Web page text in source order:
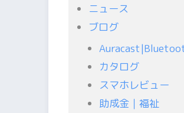
ニュース
ブログ
カタログ
スマホレビュー
助成金｜福祉